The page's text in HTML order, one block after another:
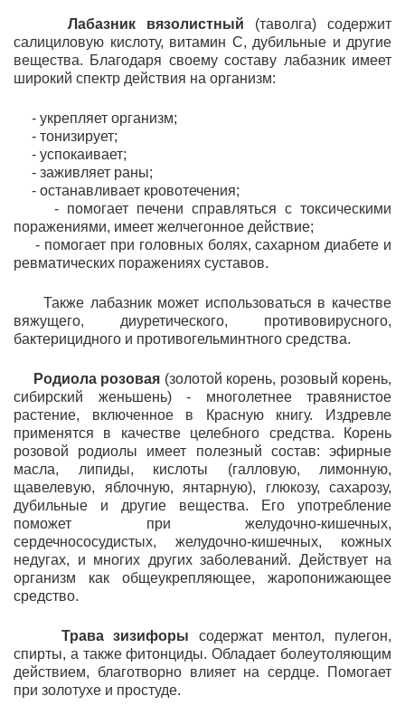
Лабазник вязолистный (таволга) содержит
салициловую кислоту, витамин C, дубильные и другие
вещества. Благодаря своему составу лабазник имеет
широкий спектр действия на организм:
- укрепляет организм;
- тонизирует;
- успокаивает;
- заживляет раны;
- останавливает кровотечения;
- помогает печени справляться с токсическими
поражениями, имеет желчегонное действие;
- помогает при головных болях, сахарном диабете и
ревматических поражениях суставов.
Также лабазник может использоваться в качестве
вяжущего, диуретического, противовирусного,
бактерицидного и противогельминтного средства.
Родиола розовая (золотой корень, розовый корень,
сибирский женьшень) - многолетнее травянистое
растение, включенное в Красную книгу. Издревле
применятся в качестве целебного средства. Корень
розовой родиолы имеет полезный состав: эфирные
масла, липиды, кислоты (галловую, лимонную,
щавелевую, яблочную, янтарную), глюкозу, сахарозу,
дубильные и другие вещества. Его употребление
поможет при желудочно-кишечных,
сердечнососудистых, желудочно-кишечных, кожных
недугах, и многих других заболеваний. Действует на
организм как общеукрепляющее, жаропонижающее
средство.
Трава зизифоры содержат ментол, пулегон,
спирты, а также фитонциды. Обладает болеутоляющим
действием, благотворно влияет на сердце. Помогает
при золотухе и простуде.